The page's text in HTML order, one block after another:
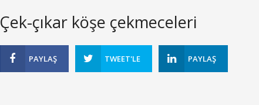
Çek-çıkar köşe çekmeceleri
PAYLAŞ TWEET'LE PAYLAŞ